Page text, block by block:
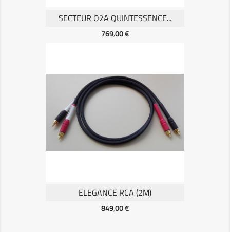
SECTEUR O2A QUINTESSENCE...
Prix
769,00 €
ELEGANCE RCA (2M)
Prix
849,00 €